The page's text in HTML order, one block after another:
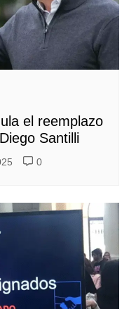
el reemplazo
Santilli
0